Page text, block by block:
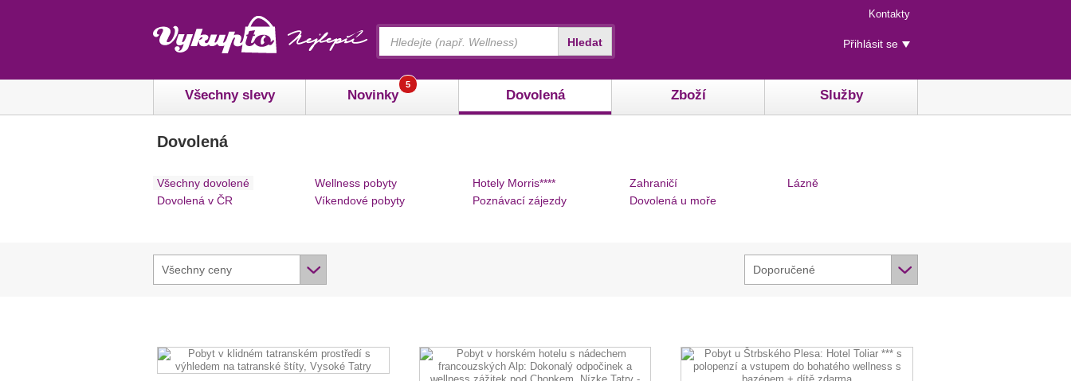
Menu
rychlého
přístupu
Kontakty
Uživatelské
menu
Přihlásit se
Všechny slevy Novinky
5
Dovolená Zboží Služby
Hledat
Dovolená
Všechny dovolené
Dovolená v ČR
Wellness pobyty
Víkendové pobyty
Hotely Morris****
Poznávací zájezdy
Zahraničí
Dovolená u moře
Lázně
Všechny ceny Doporučené